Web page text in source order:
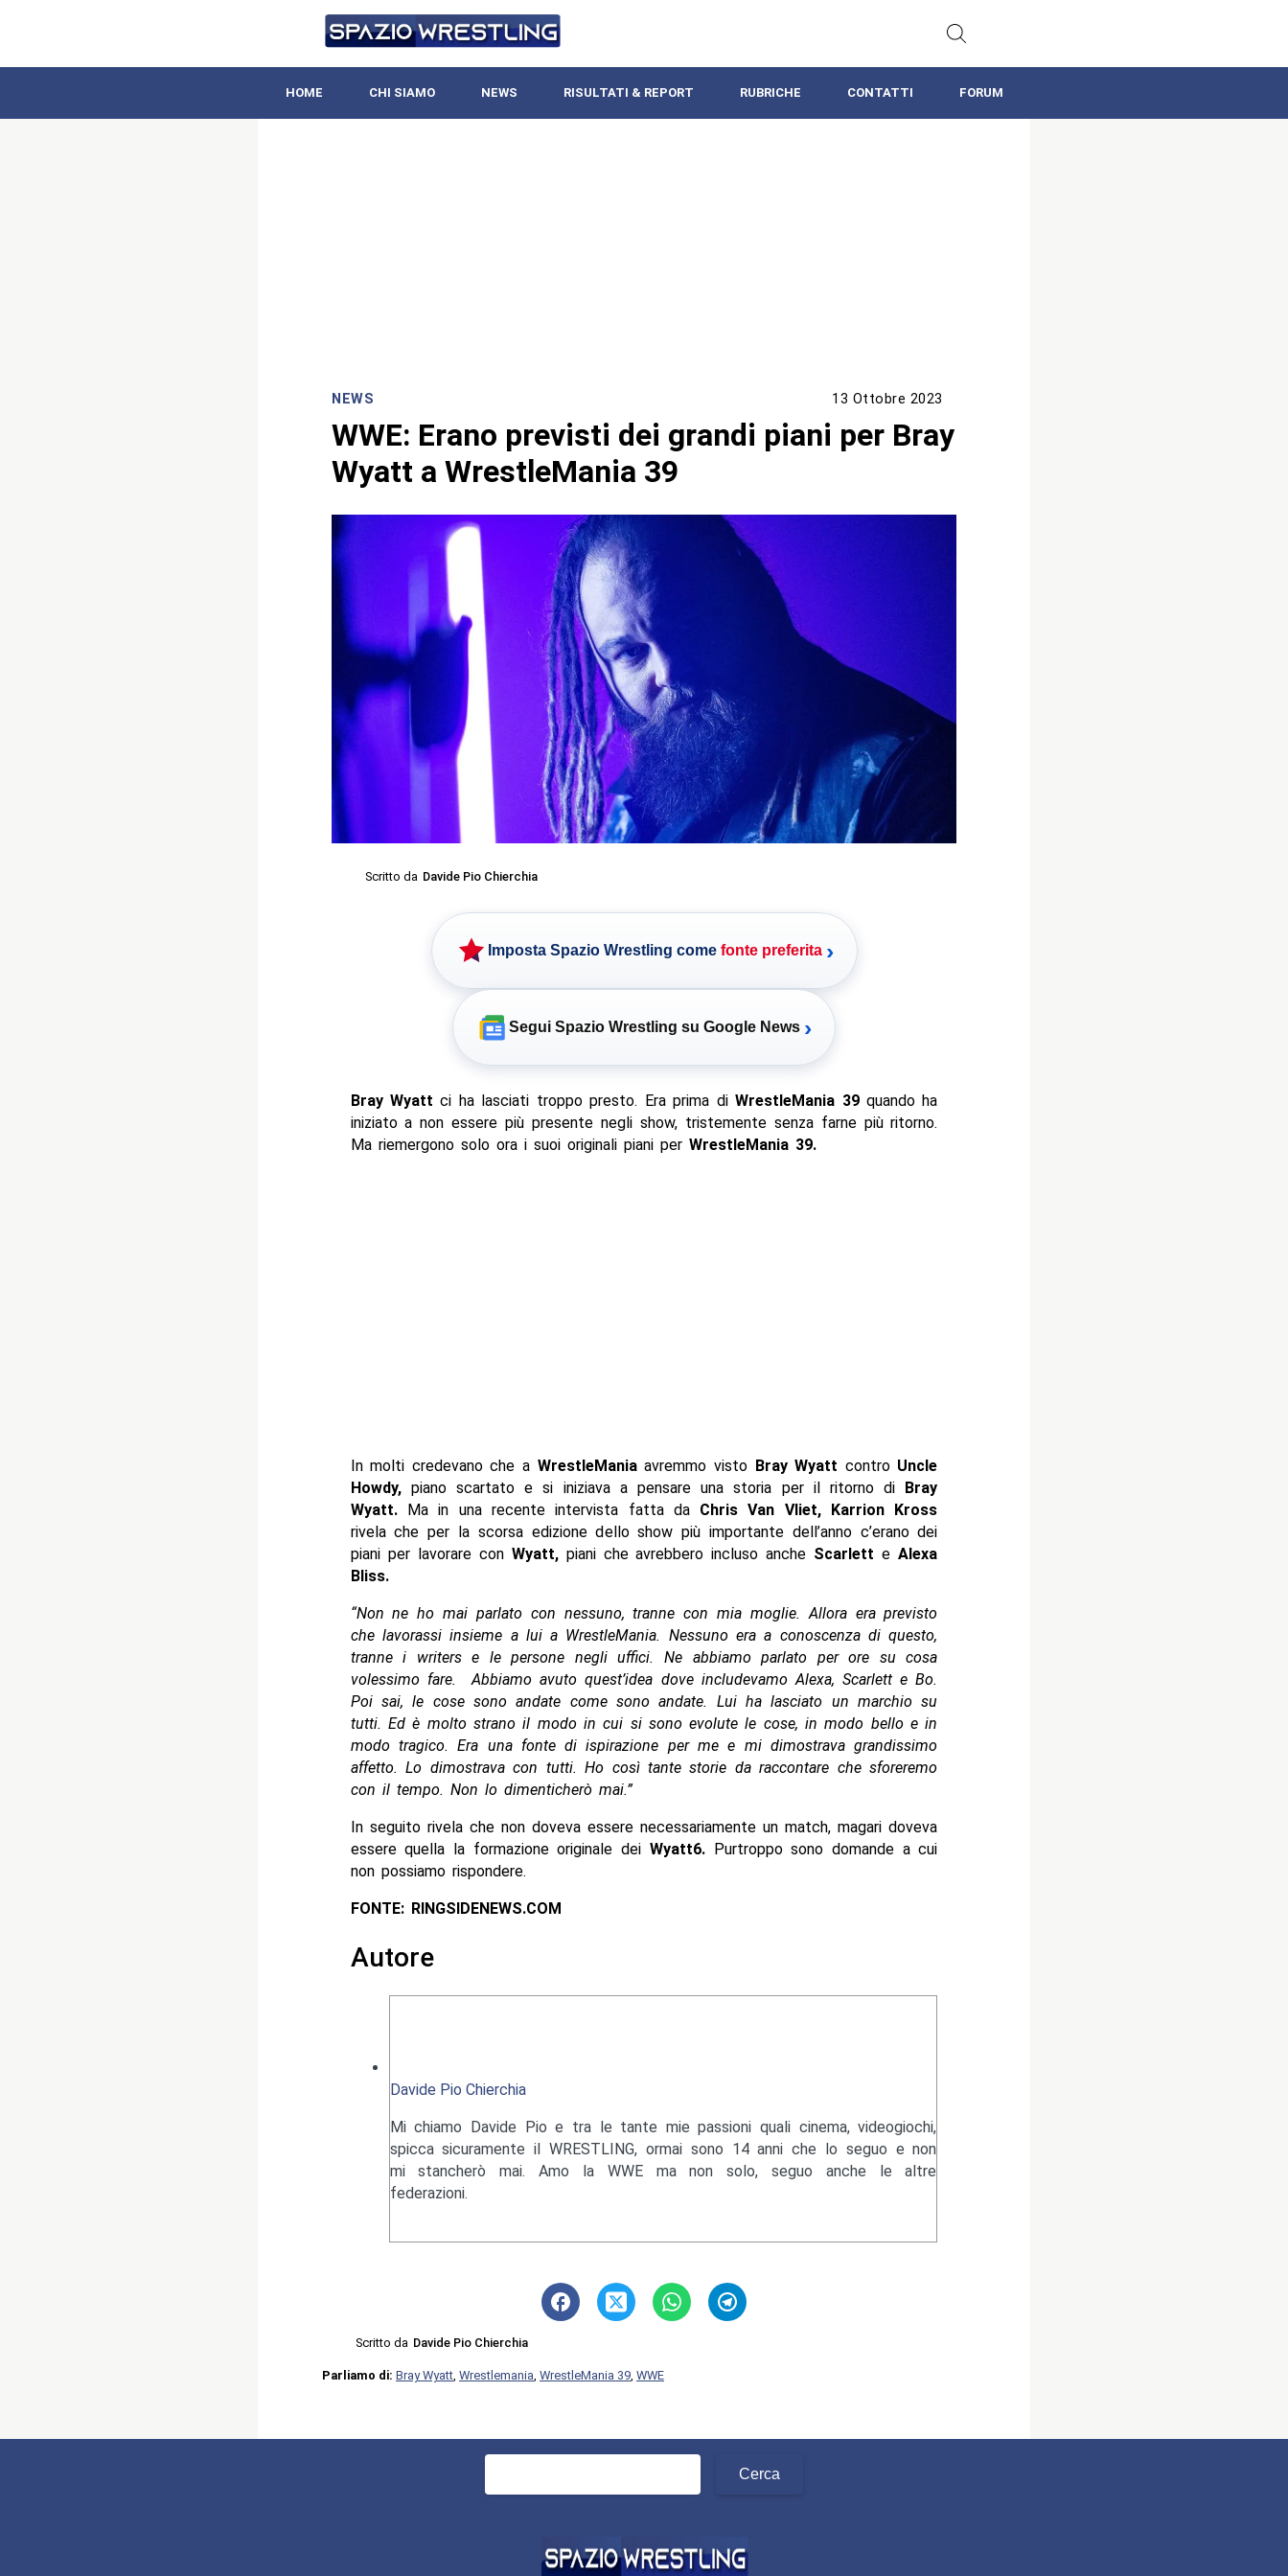
HOME CHI SIAMO NEWS RISULTATI & REPORT RUBRICHE CONTATTI FORUM
NEWS 13 Ottobre 2023
WWE: Erano previsti dei grandi piani per Bray
Wyatt a WrestleMania 39
Scritto da Davide Pio Chierchia
Imposta Spazio Wrestling come fonte preferita ›
Segui Spazio Wrestling su Google News ›
Bray Wyatt ci ha lasciati troppo presto. Era prima diWrestleMania 39quando ha
iniziato a non essere più presente negli show, tristemente senza farne più ritorno.
Ma riemergono solo ora i suoi originali piani per WrestleMania 39.
In molti credevano che a WrestleManiaavremmo visto Bray Wyatt contro Uncle
Howdy,piano scartato e si iniziava a pensare una storia per il ritorno di Bray
Wyatt.Ma in una recente intervista fatta da Chris Van Vliet, Karrion Kross
rivela che per la scorsa edizione dello show più importante dell’anno c’erano dei
piani per lavorare con Wyatt,piani che avrebbero incluso anche Scarlett eAlexa
Bliss.
“Non ne ho mai parlato con nessuno, tranne con mia moglie. Allora era previsto
che lavorassi insieme a lui a WrestleMania. Nessuno era a conoscenza di questo,
tranne i writers e le persone negli uffici. Ne abbiamo parlato per ore su cosa
volessimo fare. Abbiamo avuto quest’idea dove includevamo Alexa, Scarlett e Bo.
Poi sai, le cose sono andate come sono andate. Lui ha lasciato un marchio su
tutti. Ed è molto strano il modo in cui si sono evolute le cose, in modo bello e in
modo tragico. Era una fonte di ispirazione per me e mi dimostrava grandissimo
affetto. Lo dimostrava con tutti. Ho così tante storie da raccontare che sforeremo
con il tempo. Non lo dimenticherò mai.”
In seguito rivela che non doveva essere necessariamente un match, magari doveva
essere quella la formazione originale dei Wyatt6.Purtroppo sono domande a cui
non possiamo rispondere.
FONTE: RINGSIDENEWS.COM
Autore
Davide Pio Chierchia
Mi chiamo Davide Pio e tra le tante mie passioni quali cinema, videogiochi,
spicca sicuramente il WRESTLING, ormai sono 14 anni che lo seguo e non
mi stancherò mai. Amo la WWE ma non solo, seguo anche le altre
federazioni.
Scritto da Davide Pio Chierchia
Parliamo di: Bray Wyatt Wrestlemania WrestleMania 39 WWE
Ricerca